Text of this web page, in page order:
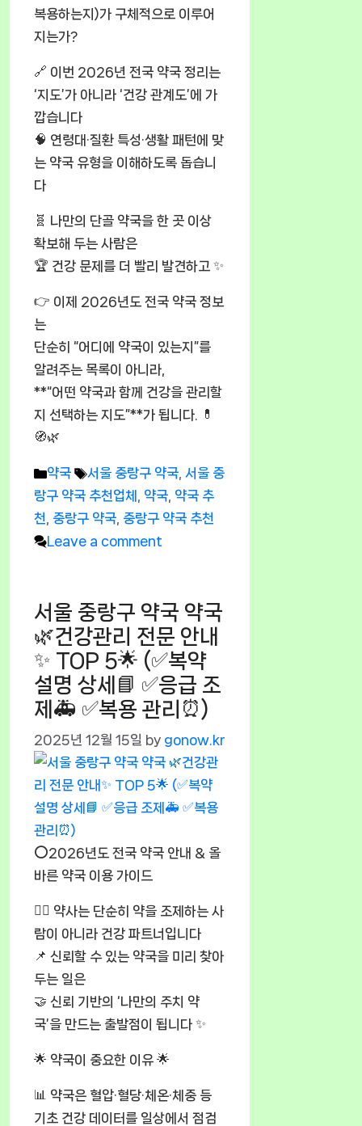
복용하는지)가 구체적으로 이루어
지는가?
🔗 이번 2026년 전국 약국 정리는
‘지도’가 아니라 ‘건강 관계도’에 가
깝습니다
🧠 연령대·질환 특성·생활 패턴에 맞
는 약국 유형을 이해하도록 돕습니
다
🧬 나만의 단골 약국을 한 곳 이상
확보해 두는 사람은
🏆 건강 문제를 더 빨리 발견하고 ✨
👉 이제 2026년도 전국 약국 정보
는
단순히 “어디에 약국이 있는지”를
알려주는 목록이 아니라,
**“어떤 약국과 함께 건강을 관리할
지 선택하는 지도”**가 됩니다. 💊
🧭🌿
Categories
약국 Tags
서울 중랑구 약국 서울 중
랑구 약국 추천업체
약국 약국 추
천
중랑구 약국 중랑구 약국 추천
Leave a comment
서울 중랑구 약국 약국
🌿건강관리 전문 안내
✨ TOP 5🌟 (✅복약
설명 상세📘 ✅응급 조
제🚑 ✅복용 관리⏰)
2025년 12월 15일 by gonow.kr
⭕2026년도 전국 약국 안내 & 올
바른 약국 이용 가이드
🧑‍⚕️ 약사는 단순히 약을 조제하는 사
람이 아니라 건강 파트너입니다
📌 신뢰할 수 있는 약국을 미리 찾아
두는 일은
🤝 신뢰 기반의 ‘나만의 주치 약
국’을 만드는 출발점이 됩니다 ✨
🌟 약국이 중요한 이유 🌟
📊 약국은 혈압·혈당·체온·체중 등
기초 건강 데이터를 일상에서 점검